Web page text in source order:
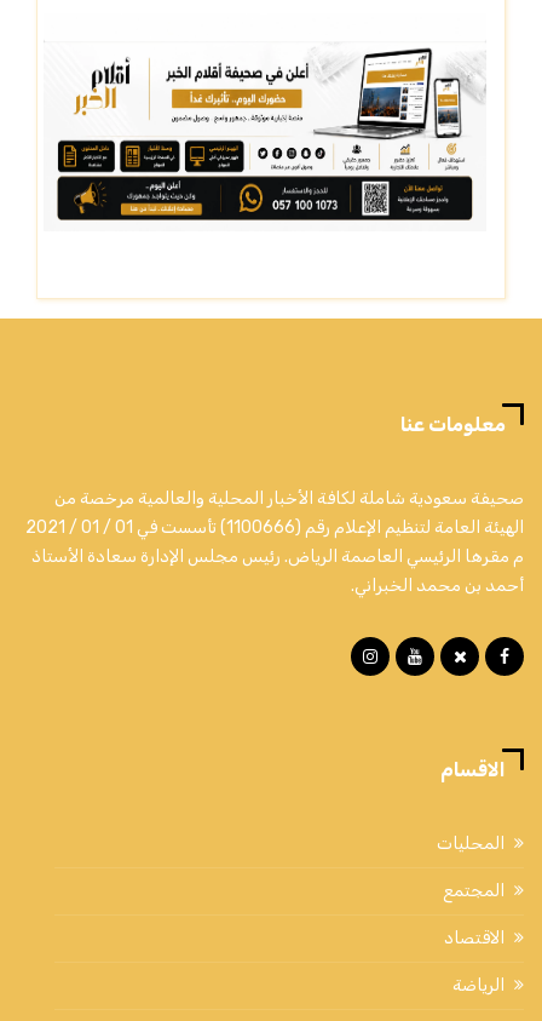
معلومات عنا
صحيفة سعودية شاملة لكافة الأخبار المحلية والعالمية مرخصة من
الهيئة العامة لتنظيم الإعلام رقم (1100666) تأسست في 01 / 01 / 2021
م مقرها الرئيسي العاصمة الرياض. رئيس مجلس الإدارة سعادة الأستاذ
أحمد بن محمد الخبراني.
الاقسام
المحليات
المجتمع
الاقتصاد
الرياضة